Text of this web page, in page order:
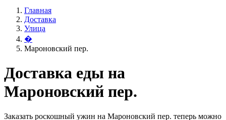
Главная
Доставка
Улица
�
Мароновский пер.
Доставка еды на
Мароновский пер.
Заказать роскошный ужин на Мароновский пер. теперь можно